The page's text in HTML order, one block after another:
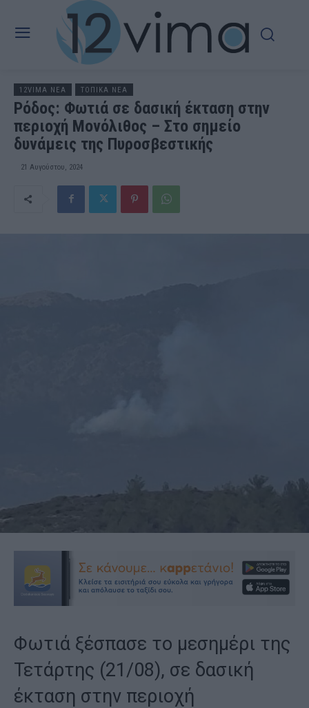
12VIMA ΝΕΑ ΤΟΠΙΚΑ ΝΕΑ
Ρόδος: Φωτιά σε δασική έκταση στην
περιοχή Μονόλιθος – Στο σημείο
δυνάμεις της Πυροσβεστικής
21 Αυγούστου, 2024
Φωτιά ξέσπασε το μεσημέρι της
Τετάρτης (21/08), σε δασική
έκταση στην περιοχή